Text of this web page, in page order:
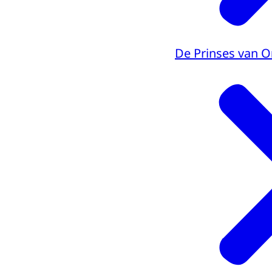
De Prinses van